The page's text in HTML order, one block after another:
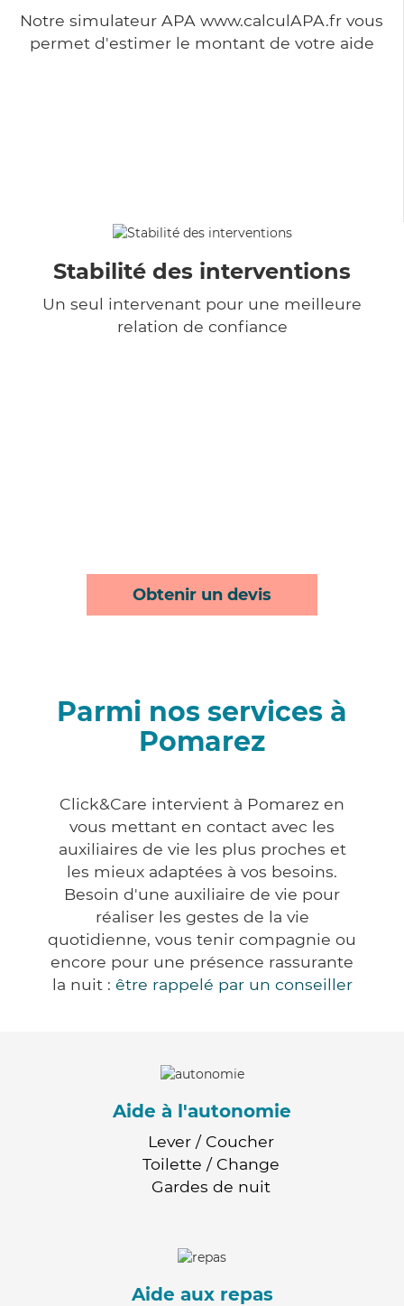
Notre simulateur APA www.calculAPA.fr vous
permet d'estimer le montant de votre aide
Stabilité des interventions
Un seul intervenant pour une meilleure
relation de confiance
Obtenir un devis
Parmi nos services à
Pomarez
Click&Care intervient à Pomarez en
vous mettant en contact avec les
auxiliaires de vie les plus proches et
les mieux adaptées à vos besoins.
Besoin d'une auxiliaire de vie pour
réaliser les gestes de la vie
quotidienne, vous tenir compagnie ou
encore pour une présence rassurante
la nuit : être rappelé par un conseiller
Aide à l'autonomie
Lever / Coucher
Toilette / Change
Gardes de nuit
Aide aux repas